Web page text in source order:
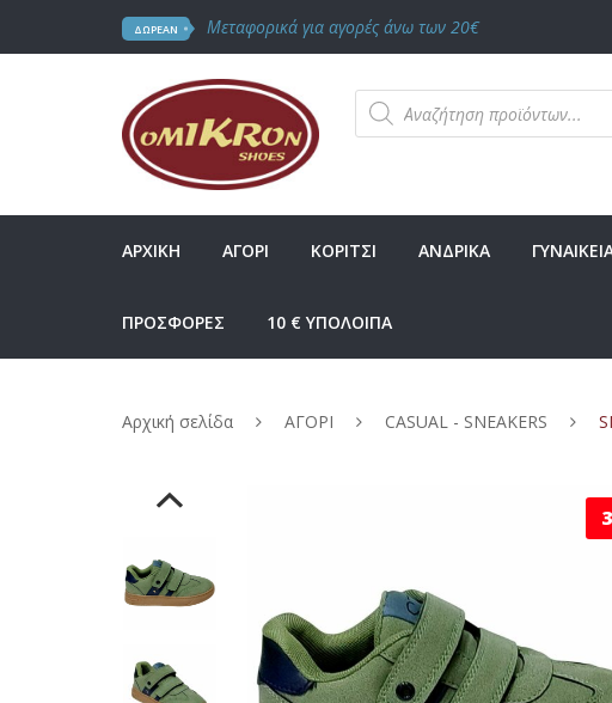
ΔΩΡΕΑΝ Μεταφορικά για αγορές άνω των 20€
Products
search
ΑΡΧΙΚΗ ΑΓΟΡΙ ΚΟΡΙΤΣΙ ΑΝΔΡΙΚΑ
ΠΡΟΣΦΟΡΕΣ 10 € ΥΠΟΛΟΙΠΑ
Αρχική σελίδα ΑΓΟΡΙ CASUAL - SNEAKERS